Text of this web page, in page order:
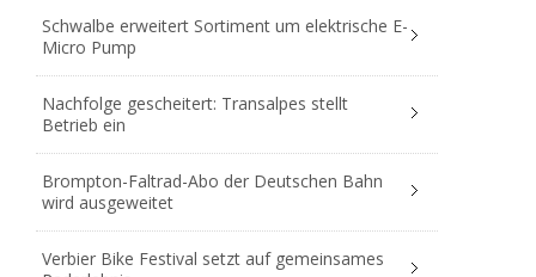
Schwalbe erweitert Sortiment um elektrische E-
Micro Pump
Nachfolge gescheitert: Transalpes stellt
Betrieb ein
Brompton-Faltrad-Abo der Deutschen Bahn
wird ausgeweitet
Verbier Bike Festival setzt auf gemeinsames